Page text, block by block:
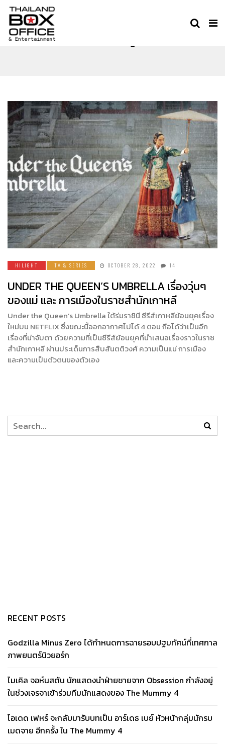
UNDER THE QUEEN’S
UMBRELLA
HILIGHT TV & SERIES OCTOBER 28, 2022 14
UNDER THE QUEEN’S UMBRELLA เรื่องวุ่นๆ
ของแม่ และ การเมืองในราชสำนักเกาหลี
Under the Queen’s Umbrella ใต้ร่มราชินี ซีรีส์เกาหลีย้อนยุคเรื่อง
ใหม่บน NETFLIX ซึ่งขณะนี้ออกอากาศไปได้ 4 ตอน ถือได้ว่าเป็นอีก
เรื่องที่น่าจับตา ด้วยความที่เป็นซีรีส์ย้อนยุคที่นำเสนอเรื่องราวในราช
สำนักเกาหลี ผ่านประเด็นการสืบสันตติวงศ์ ความเป็นแม่ การเมือง
และความเป็นตัวตนของตัวเอง
RECENT POSTS
Godzilla Minus Zero ได้กำหนดการฉายรอบปฐมทัศน์ที่เทศกาล
ภาพยนตร์นิวยอร์ก
ไมเคิล จอห์นสตัน นักแสดงนำฝ่ายชายจาก Obsession กำลังอยู่
ในช่วงเจรจาเข้าร่วมทีมนักแสดงของ The Mummy 4
โอเดด เฟหร์ จะกลับมารับบทเป็น อาร์เดธ เบย์ หัวหน้ากลุ่มนักรบ
เมดจาย อีกครั้ง ใน The Mummy 4